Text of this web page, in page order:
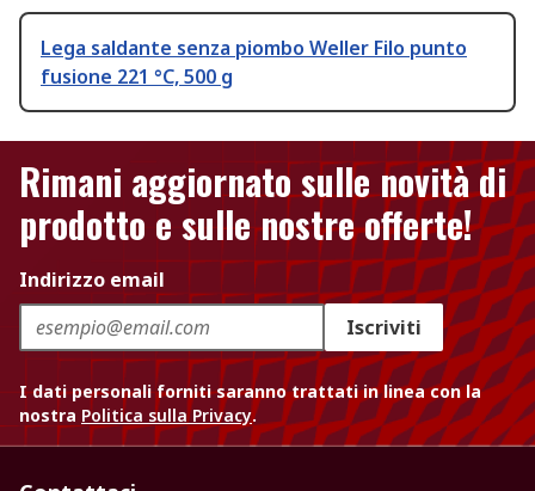
Lega saldante senza piombo Weller Filo punto
fusione 221 °C, 500 g
Rimani aggiornato sulle novità di
prodotto e sulle nostre offerte!
Indirizzo email
Iscriviti
I dati personali forniti saranno trattati in linea con la
nostra Politica sulla Privacy.